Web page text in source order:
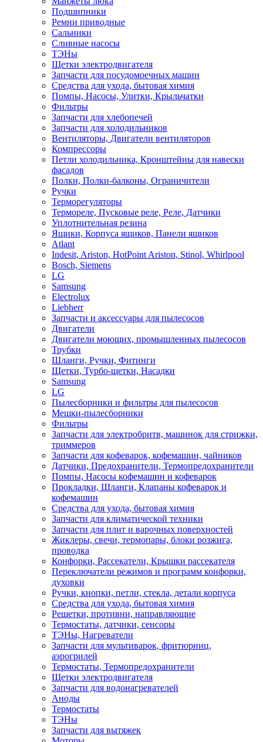
Подшипники
Ремни приводные
Сальники
Сливные насосы
ТЭНы
Щетки электродвигателя
Запчасти для посудомоечных машин
Средства для ухода, бытовая химия
Помпы, Насосы, Улитки, Крыльчатки
Фильтры
Запчасти для хлебопечей
Запчасти для холодильников
Вентиляторы, Двигатели вентиляторов
Компрессоры
Петли холодильника, Кронштейны для навески
фасадов
Полки, Полки-балконы, Ограничители
Ручки
Терморегуляторы
Термореле, Пусковые реле, Реле, Датчики
Уплотнительная резина
Ящики, Корпуса ящиков, Панели ящиков
Atlant
Indesit, Ariston, HotPoint Ariston, Stinol, Whirlpool
Bosch, Siemens
LG
Samsung
Electrolux
Liebherr
Запчасти и аксессуары для пылесосов
Двигатели
Двигатели моющих, промышленных пылесосов
Трубки
Шланги, Ручки, Фитинги
Щетки, Турбо-щетки, Насадки
Samsung
LG
Пылесборники и фильтры для пылесосов
Мешки-пылесборники
Фильтры
Запчасти для электробритв, машинок для стрижки,
триммеров
Запчасти для кофеварок, кофемашин, чайников
Датчики, Предохранители, Термопредохранители
Помпы, Насосы кофемашин и кофеварок
Прокладки, Шланги, Клапаны кофеварок и
кофемашин
Средства для ухода, бытовая химия
Запчасти для климатической техники
Запчасти для плит и варочных поверхностей
Жиклеры, свечи, термопары, блоки розжига,
проводка
Конфорки, Рассекатели, Крышки рассекателя
Переключатели режимов и программ конфорки,
духовки
Ручки, кнопки, петли, стекла, детали корпуса
Средства для ухода, бытовая химия
Решетки, противни, направляющие
Термостаты, датчики, сенсоры
ТЭНы, Нагреватели
Запчасти для мультиварок, фритюрниц,
аэрогрилей
Термостаты, Термопредохранители
Щетки электродвигателя
Запчасти для водонагревателей
Аноды
Термостаты
ТЭНы
Запчасти для вытяжек